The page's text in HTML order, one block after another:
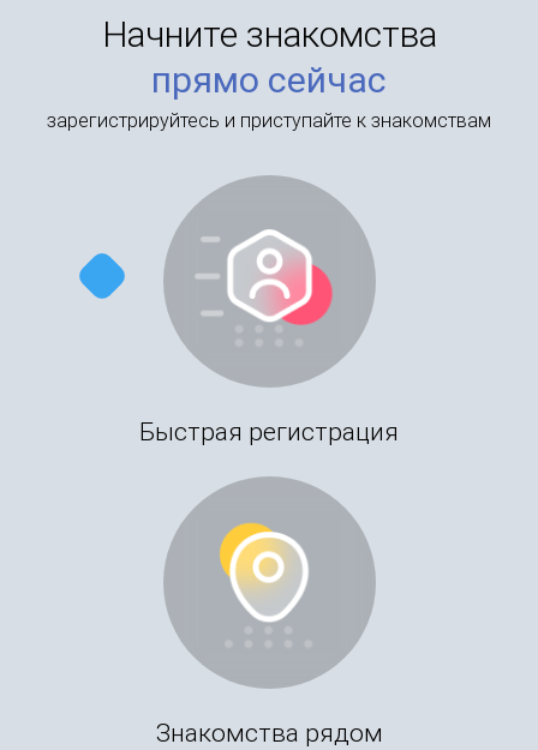
Начните знакомства
прямо сейчас
зарегистрируйтесь и приступайте к знакомствам
Быстрая регистрация
Знакомства рядом